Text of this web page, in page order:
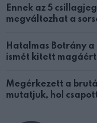
Ennek az 5
megváltozhat a
Hatalmas Botrány
ismét kitett
Megérkezett a
mutatjuk, hol